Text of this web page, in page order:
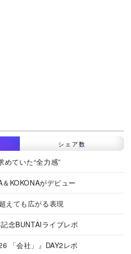
シェア数
めていた“全力感”
＆KOKONAがデビュー
えても広がる表現
念BUNTAIライブレポ
「会社」』DAY2レポ